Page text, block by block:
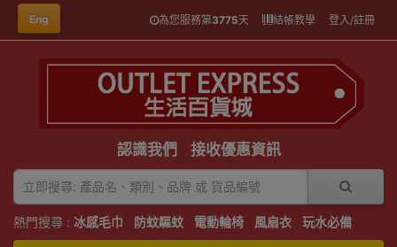
Eng 為您服務第3775天 結帳教學 登入/註冊
認識我們 接收優惠資訊
熱門搜尋 : 冰感毛巾 防蚊驅蚊 電動輪椅 風扇衣 玩水必備